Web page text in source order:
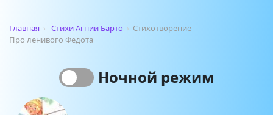
Главная › Стихи Агнии Барто › Стихотворение
Про ленивого Федота
Ночной режим